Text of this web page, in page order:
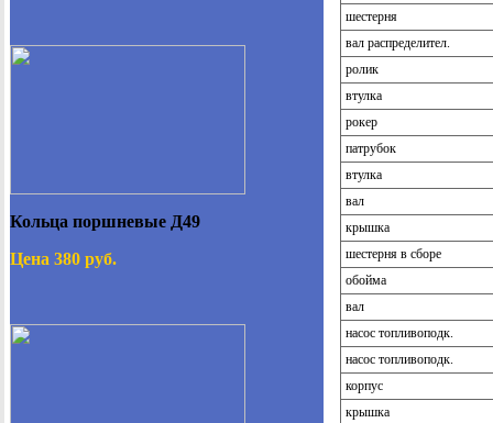
Кольца поршневые Д49
Цена 380 руб.
шестерня
вал распределител.
ролик
втулка
рокер
патрубок
втулка
вал
крышка
шестерня в сборе
обойма
вал
насос топливоподк.
насос топливоподк.
корпус
крышка